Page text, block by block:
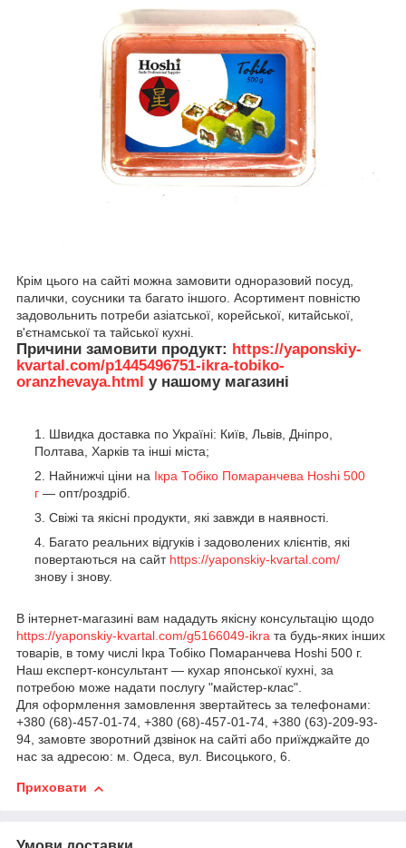
Крім цього на сайті можна замовити одноразовий посуд,
палички, соусники та багато іншого. Асортимент повністю
задовольнить потреби азіатської, корейської, китайської,
в'єтнамської та тайської кухні.
Причини замовити продукт: https://yaponskiy-
kvartal.com/p1445496751-ikra-tobiko-
oranzhevaya.html у нашому магазині
Швидка доставка по Україні: Київ, Львів, Дніпро,
Полтава, Харків та інші міста;
Найнижчі ціни на Ікра Тобіко Помаранчева Hoshi 500
г — опт/роздріб.
Свіжі та якісні продукти, які завжди в наявності.
Багато реальних відгуків і задоволених клієнтів, які
повертаються на сайт https://yaponskiy-kvartal.com/
знову і знову.
В інтернет-магазині вам нададуть якісну консультацію щодо
https://yaponskiy-kvartal.com/g5166049-ikra та будь-яких інших
товарів, в тому числі Ікра Тобіко Помаранчева Hoshi 500 г.
Наш експерт-консультант — кухар японської кухні, за
потребою може надати послугу "майстер-клас".
Для оформлення замовлення звертайтесь за телефонами:
+380 (68)-457-01-74, +380 (68)-457-01-74, +380 (63)-209-93-
94, замовте зворотний дзвінок на сайті або приїжджайте до
нас за адресою: м. Одеса, вул. Висоцького, 6.
Приховати